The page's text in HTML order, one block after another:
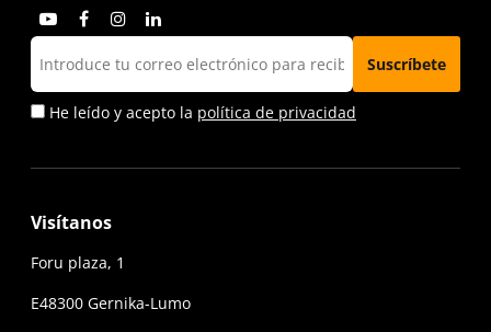
He leído y acepto la política de privacidad
Visítanos
Foru plaza, 1
E48300 Gernika-Lumo